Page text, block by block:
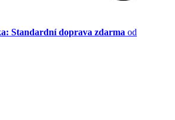
Standardní doprava zdarma od